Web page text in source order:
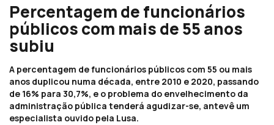
Percentagem de funcionários
públicos com mais de 55 anos
subiu
A percentagem de funcionários públicos com 55 ou mais
anos duplicou numa década, entre 2010 e 2020, passando
de 16% para 30,7%, e o problema do envelhecimento da
administração pública tenderá agudizar-se, antevê um
especialista ouvido pela Lusa.